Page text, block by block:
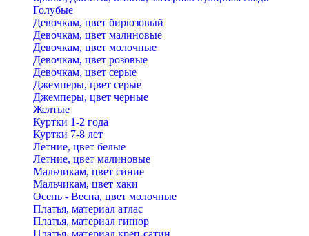
Голубые
Девочкам, цвет бирюзовый
Девочкам, цвет малиновые
Девочкам, цвет молочные
Девочкам, цвет розовые
Девочкам, цвет серые
Джемперы, цвет серые
Джемперы, цвет черные
Желтые
Куртки 1-2 года
Куртки 7-8 лет
Летние, цвет белые
Летние, цвет малиновые
Мальчикам, цвет синие
Мальчикам, цвет хаки
Осень - Весна, цвет молочные
Платья, материал атлас
Платья, материал гипюр
Платья, материал креп-сатин